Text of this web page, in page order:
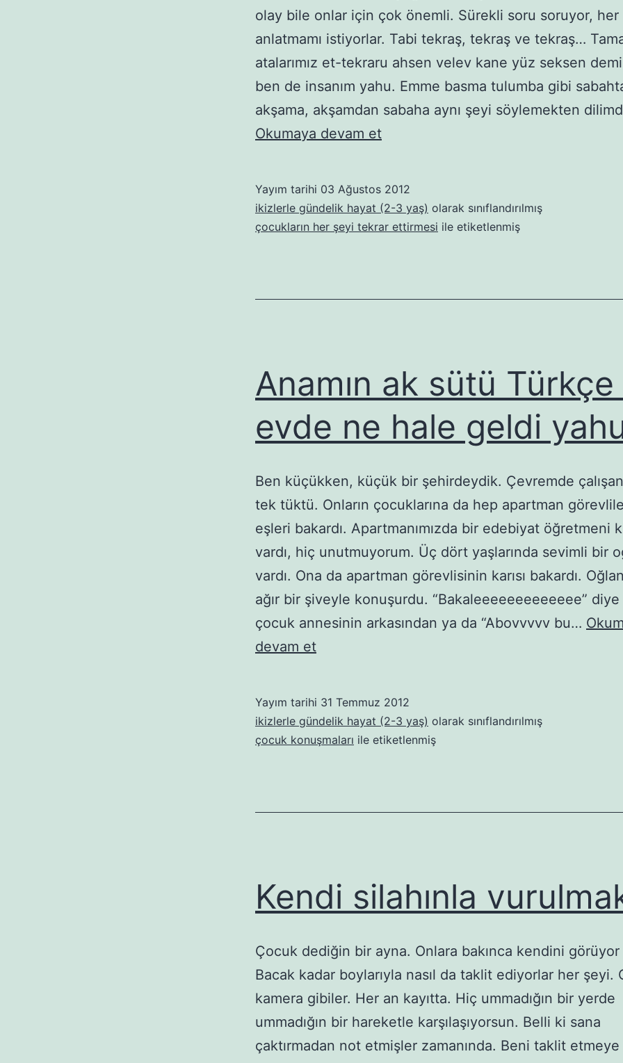
olay bile onlar için çok önemli. Sürekli soru soruyor, her
anlatmamı istiyorlar. Tabi tekraş, tekraş ve tekraş…
atalarımız et-tekraru ahsen velev kane yüz seksen
ben de insanım yahu. Emme basma tulumba gibi
akşama, akşamdan sabaha aynı şeyi söylemekten
Okumaya devam etNiye
Yayım tarihi 03 Ağustos 2012
ikizlerle gündelik hayat (2-3 yaş) olarak sınıflandırılmış
çocukların her şeyi tekrar ettirmesi ile etiketlenmiş
Anamın ak sütü
evde ne hale geldi
Ben küçükken, küçük bir şehirdeydik. Çevremde
tek tüktü. Onların çocuklarına da hep apartman
eşleri bakardı. Apartmanımızda bir edebiyat öğretmeni
vardı, hiç unutmuyorum. Üç dört yaşlarında sevimli bir
vardı. Ona da apartman görevlisinin karısı bakardı.
ağır bir şiveyle konuşurdu. “Bakaleeeeeeeeeeeee” diye
çocuk annesinin arkasından ya da “Abovvvvv bu…
devam etAnamın
Türkçe
bu
hale
Yayım tarihi 31 Temmuz 2012
ikizlerle gündelik hayat (2-3 yaş) olarak sınıflandırılmış
çocuk konuşmaları ile etiketlenmiş
Kendi silahınla
Çocuk dediğin bir ayna. Onlara bakınca kendini
Bacak kadar boylarıyla nasıl da taklit ediyorlar her şeyi.
kamera gibiler. Her an kayıtta. Hiç ummadığın bir yerde
ummadığın bir hareketle karşılaşıyorsun. Belli ki sana
çaktırmadan not etmişler zamanında. Beni taklit etmeye